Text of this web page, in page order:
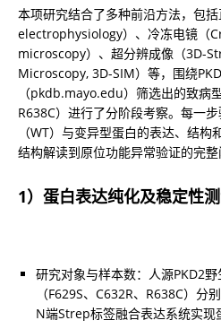
本项研究结合了多种前沿方法，包
electrophysiology）、冷冻电镜（
microscopy）、超分辨成像（3D-
Microscopy, 3D-SIM）等，围绕
（pkdb.mayo.edu）筛选出的致病
R638C）进行了分阶段考察。每一
（WT）与变异型蛋白的表达、结构
结构解读到原位功能异常验证的完整
1）蛋白表达纯化及稳定性
研究对象与样本数：人源PKD2
（F629S、C632R、R638C）分
N端Strep标签融合表达系统实现